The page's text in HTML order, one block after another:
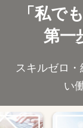
「私で
第一
スキルゼロ
い